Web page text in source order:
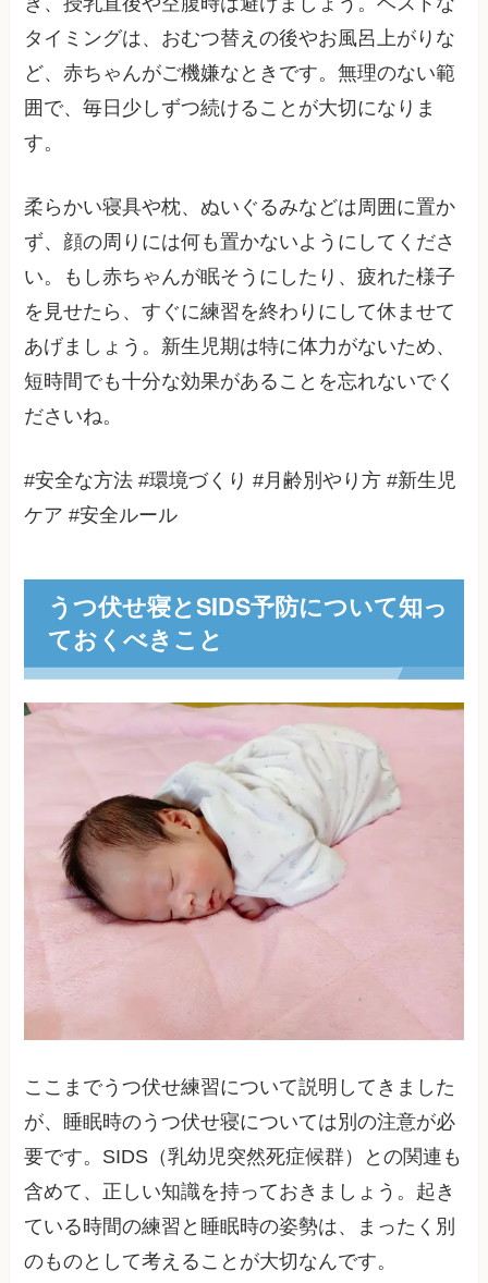
タイミングは、おむつ替えの後やお風呂上がりな
ど、赤ちゃんがご機嫌なときです。無理のない範
囲で、毎日少しずつ続けることが大切になりま
す。
柔らかい寝具や枕、ぬいぐるみなどは周囲に置か
ず、顔の周りには何も置かないようにしてくださ
い。もし赤ちゃんが眠そうにしたり、疲れた様子
を見せたら、すぐに練習を終わりにして休ませて
あげましょう。新生児期は特に体力がないため、
短時間でも十分な効果があることを忘れないでく
ださいね。
#安全な方法 #環境づくり #月齢別やり方 #新生児
ケア #安全ルール
うつ伏せ寝とSIDS予防について知っ
ておくべきこと
ここまでうつ伏せ練習について説明してきました
が、睡眠時のうつ伏せ寝については別の注意が必
要です。SIDS（乳幼児突然死症候群）との関連も
含めて、正しい知識を持っておきましょう。起き
ている時間の練習と睡眠時の姿勢は、まったく別
のものとして考えることが大切なんです。